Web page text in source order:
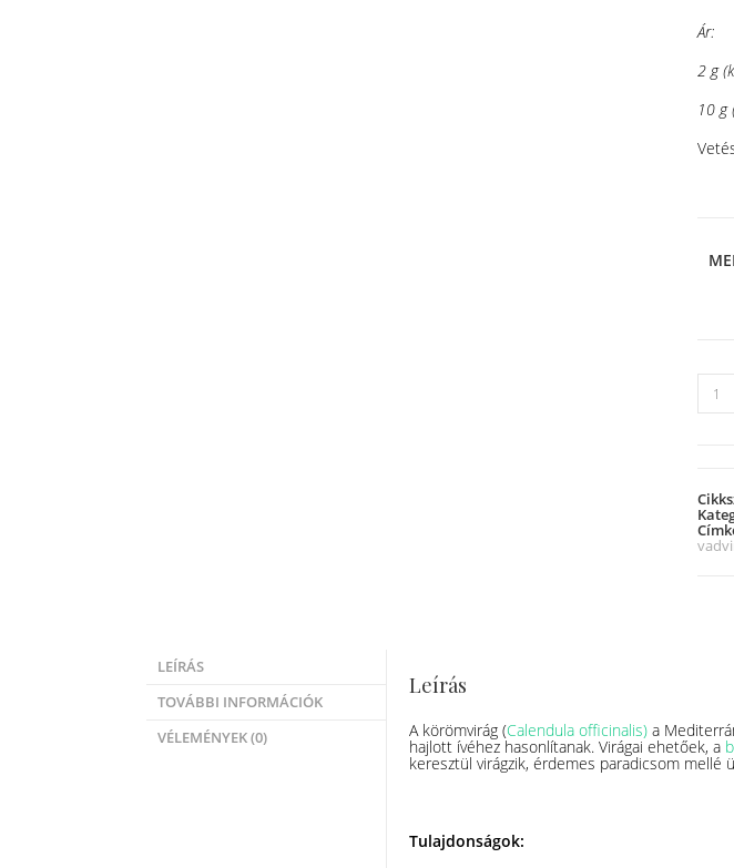
Ár:
2 g
10 g
LEÍRÁS
TOVÁBBI INFORMÁCIÓK
VÉLEMÉNYEK (0)
Leírás
A körömvirág (Calendula officinalis) a
hajlott ívéhez hasonlítanak. Virágai ehetőek, a
keresztül virágzik, érdemes paradicsom
Tulajdonságok: